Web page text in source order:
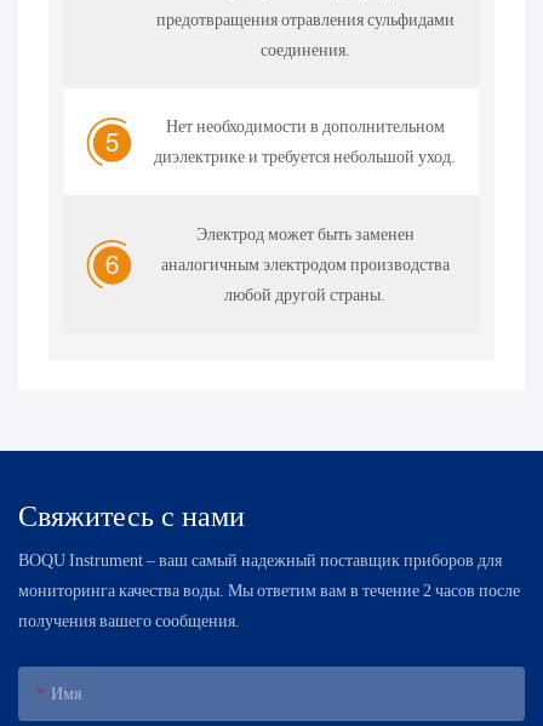
предотвращения отравления сульфидами
соединения.
Нет необходимости в дополнительном
диэлектрике и требуется небольшой уход.
Электрод может быть заменен
аналогичным электродом производства
любой другой страны.
Свяжитесь с нами
BOQU Instrument – ​​ваш самый надежный поставщик приборов для
мониторинга качества воды. Мы ответим вам в течение 2 часов после
получения вашего сообщения.
Имя